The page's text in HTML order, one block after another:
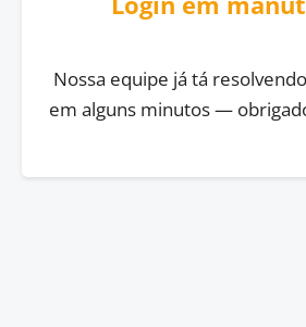
Nossa equipe já tá
em alguns minutos —